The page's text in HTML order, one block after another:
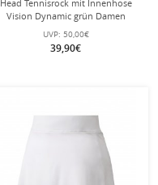
Head Tennisrock mit Innenhose
Vision Dynamic grün Damen
UVP: 50,00€
39,90€